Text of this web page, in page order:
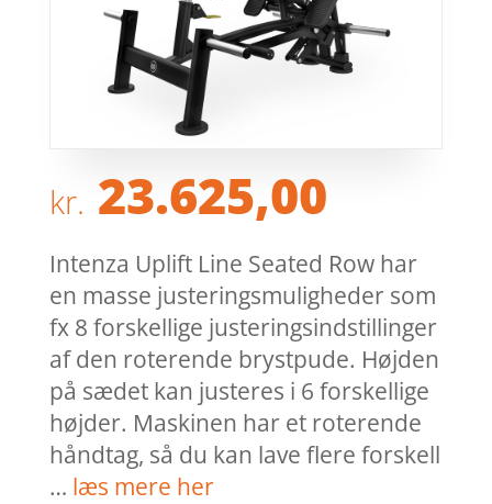
kr. 23.625,00
Intenza Uplift Line Seated Row har
en masse justeringsmuligheder som
fx 8 forskellige justeringsindstillinger
af den roterende brystpude. Højden
på sædet kan justeres i 6 forskellige
højder. Maskinen har et roterende
håndtag, så du kan lave flere forskell
… læs mere her